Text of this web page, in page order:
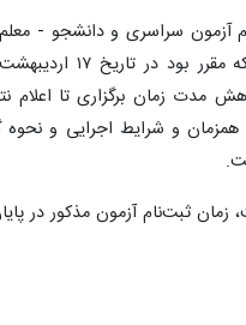
فروردین ۱۴۰۵ این سازمان نظر به
آزمون‌های مذکور و کاهش مدت زمان
و شرایط اجرایی و نحوه
زمان ثبت‌نام آزمون مذکور در